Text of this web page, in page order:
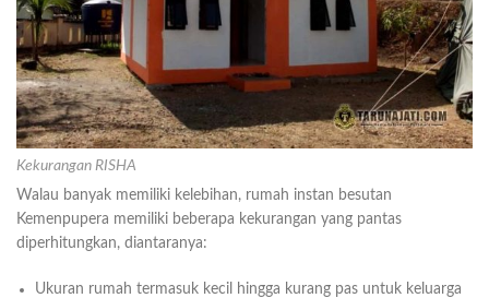
Kekurangan RISHA
Walau banyak memiliki kelebihan, rumah instan besutan
Kemenpupera memiliki beberapa kekurangan yang pantas
diperhitungkan, diantaranya:
Ukuran rumah termasuk kecil hingga kurang pas untuk keluarga